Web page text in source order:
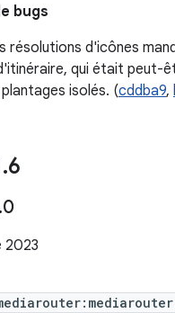
bugs
résolutions d'icônes
qui était peut-
isolés. (cddba9,
.6
.0
2023